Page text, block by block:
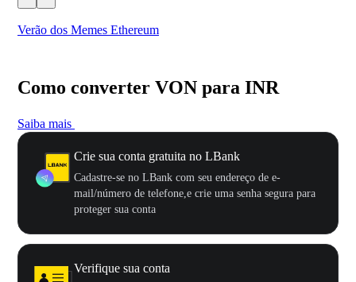
Verão dos Memes Ethereum
Como converter VON para INR
Saiba mais
Crie sua conta gratuita no LBank
Cadastre-se no LBank com seu endereço de e-
mail/número de telefone,e crie uma senha segura para
proteger sua conta
Verifique sua conta